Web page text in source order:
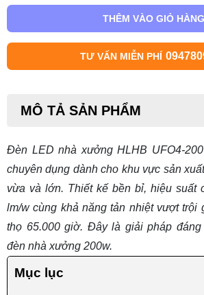
THÊM VÀO GIỎ HÀNG
TƯ VẤN MIỄN PHÍ
MÔ TẢ SẢN PHẨM
Đèn LED nhà xưởng HLHB UFO4-
chuyên dụng dành cho khu vực sản
vừa và lớn. Thiết kế bền bỉ, hiệu suất
lm/w cùng khả năng tản nhiệt vượt trội
thọ 65.000 giờ. Đây là giải pháp đáng
đèn nhà xưởng 200w.
Mục lục